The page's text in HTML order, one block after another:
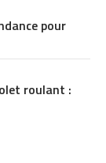
pour
roulant :